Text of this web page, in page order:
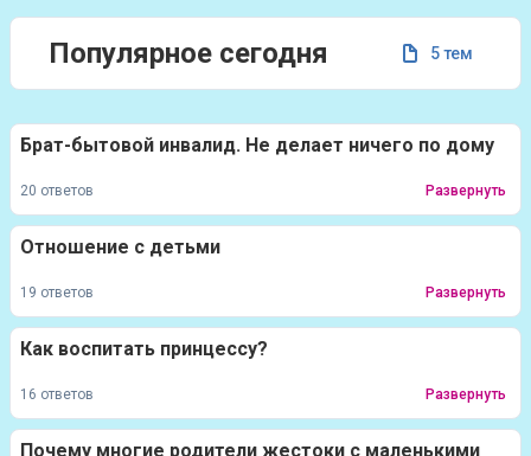
Популярное сегодня 5 тем
Брат-бытовой инвалид. Не делает ничего по дому
20 ответов Развернуть
Отношение с детьми
19 ответов Развернуть
Как воспитать принцессу?
16 ответов Развернуть
Почему многие родители жестоки с маленькими